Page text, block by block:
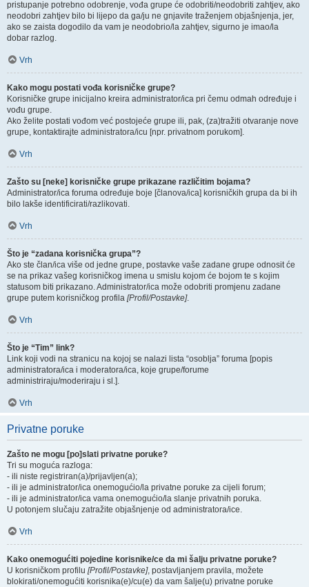
pristupanje potrebno odobrenje, vođa grupe će odobriti/neodobriti zahtjev, ako
neodobri zahtjev bilo bi lijepo da ga/ju ne gnjavite traženjem objašnjenja, jer,
ako se zaista dogodilo da vam je neodobrio/la zahtjev, sigurno je imao/la
dobar razlog.
Vrh
Kako mogu postati vođa korisničke grupe?
Korisničke grupe inicijalno kreira administrator/ica pri čemu odmah određuje i
vođu grupe.
Ako želite postati vođom već postojeće grupe ili, pak, (za)tražiti otvaranje nove
grupe, kontaktirajte administratora/icu [npr. privatnom porukom].
Vrh
Zašto su [neke] korisničke grupe prikazane različitim bojama?
Administrator/ica foruma određuje boje [članova/ica] korisničkih grupa da bi ih
bilo lakše identificirati/razlikovati.
Vrh
Što je “zadana korisnička grupa”?
Ako ste član/ica više od jedne grupe, postavke vaše zadane grupe odnosit će
se na prikaz vašeg korisničkog imena u smislu kojom će bojom te s kojim
statusom biti prikazano. Administrator/ica može odobriti promjenu zadane
grupe putem korisničkog profila [Profil/Postavke].
Vrh
Što je “Tim” link?
Link koji vodi na stranicu na kojoj se nalazi lista “osoblja” foruma [popis
administratora/ica i moderatora/ica, koje grupe/forume
administriraju/moderiraju i sl.].
Vrh
Privatne poruke
Zašto ne mogu [po]slati privatne poruke?
Tri su moguća razloga:
- ili niste registriran(a)/prijavljen(a);
- ili je administrator/ica onemogućio/la privatne poruke za cijeli forum;
- ili je administrator/ica vama onemogućio/la slanje privatnih poruka.
U potonjem slučaju zatražite objašnjenje od administratora/ice.
Vrh
Kako onemogućiti pojedine korisnike/ce da mi šalju privatne poruke?
U korisničkom profilu [Profil/Postavke], postavljanjem pravila, možete
blokirati/onemogućiti korisnika(e)/cu(e) da vam šalje(u) privatne poruke